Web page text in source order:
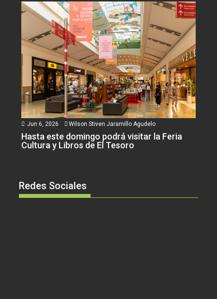
Jun 6, 2026 Wilson Stiven Jaramillo Agudelo
Hasta este domingo podrá visitar la Feria
Cultura y Libros de El Tesoro
Redes Sociales